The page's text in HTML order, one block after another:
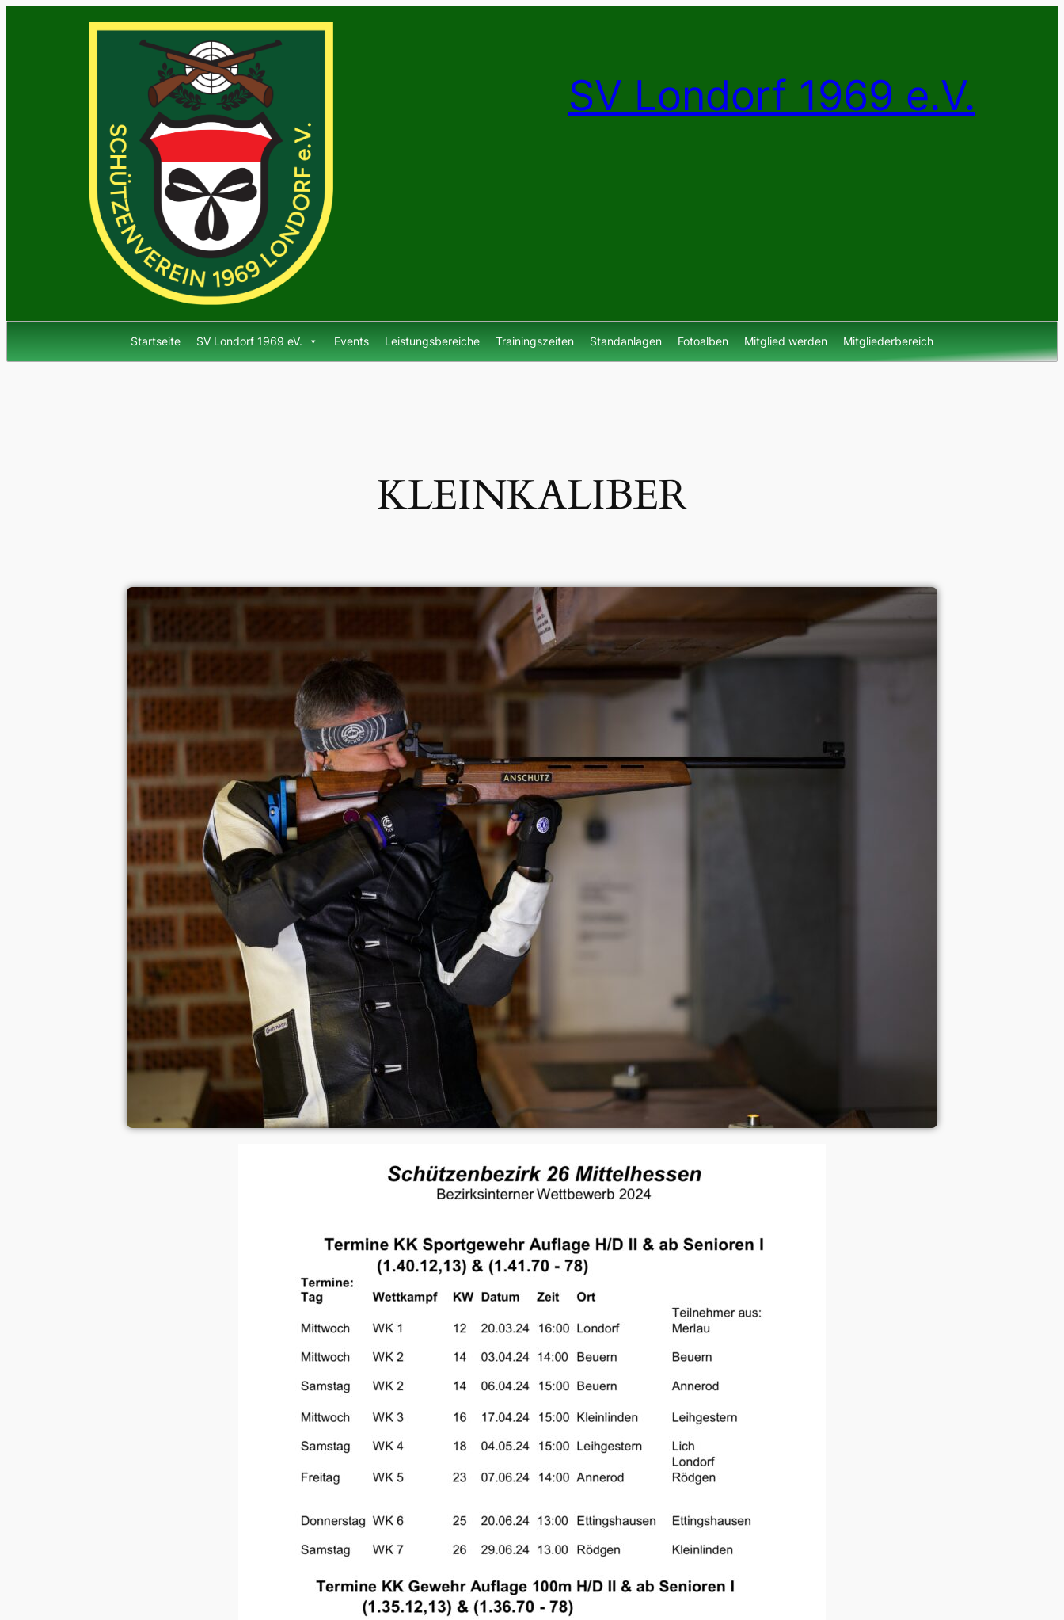
SV Londorf 1969 e.V.
Startseite SV Londorf 1969 eV. Events Leistungsbereiche Trainingszeiten Standanlagen Fotoalben Mitglied werden Mitgliederbereich
KLEINKALIBER